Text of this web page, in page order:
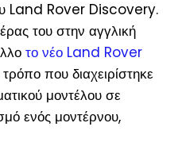
Land Rover Discovery.
του στην αγγλική
το νέο Land Rover
που διαχειρίστηκε
μοντέλου σε
ενός μοντέρνου,